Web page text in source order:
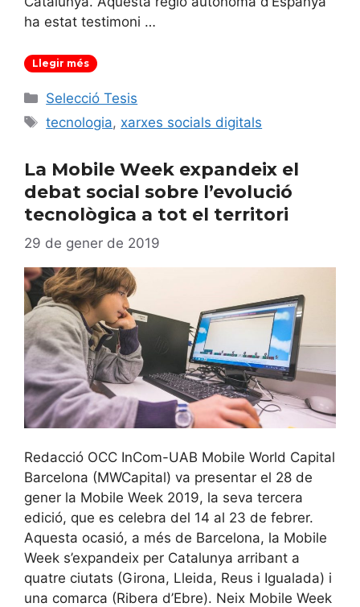
ha estat testimoni …
Llegir més
Categories
Selecció Tesis
Etiquetes
tecnologia, xarxes socials digitals
La Mobile Week expandeix el
debat social sobre l’evolució
tecnològica a tot el territori
29 de gener de 2019
Redacció OCC InCom-UAB Mobile World Capital
Barcelona (MWCapital) va presentar el 28 de
gener la Mobile Week 2019, la seva tercera
edició, que es celebra del 14 al 23 de febrer.
Aquesta ocasió, a més de Barcelona, la Mobile
Week s’expandeix per Catalunya arribant a
quatre ciutats (Girona, Lleida, Reus i Igualada) i
una comarca (Ribera d’Ebre). Neix Mobile Week